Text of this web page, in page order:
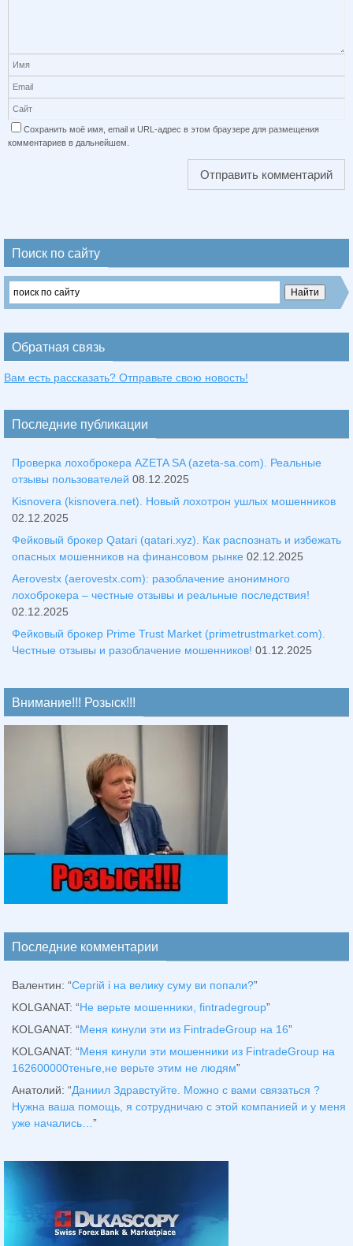
Сохранить моё имя, email и URL-адрес в этом браузере для размещения
комментариев в дальнейшем.
Поиск по сайту
Обратная связь
Вам есть рассказать? Отправьте свою новость!
Последние публикации
Проверка лохоброкера AZETA SA (azeta-sa.com). Реальные
отзывы пользователей 08.12.2025
Kisnovera (kisnovera.net). Новый лохотрон ушлых мошенников
02.12.2025
Фейковый брокер Qatari (qatari.xyz). Как распознать и избежать
опасных мошенников на финансовом рынке 02.12.2025
Aerovestx (aerovestx.com): разоблачение анонимного
лохоброкера – честные отзывы и реальные последствия!
02.12.2025
Фейковый брокер Prime Trust Market (primetrustmarket.com).
Честные отзывы и разоблачение мошенников! 01.12.2025
Внимание!!! Розыск!!!
Последние комментарии
Валентин: “Сергій і на велику суму ви попали?”
KOLGANAT: “Не верьте мошенники, fintradegroup”
KOLGANAT: “Меня кинули эти из FintradeGroup на 16”
KOLGANAT: “Меня кинули эти мошенники из FintradeGroup на
162600000теньге,не верьте этим не людям”
Анатолий: “Даниил Здравстуйте. Можно с вами связаться ?
Нужна ваша помощь, я сотрудничаю с этой компанией и у меня
уже начались… ”